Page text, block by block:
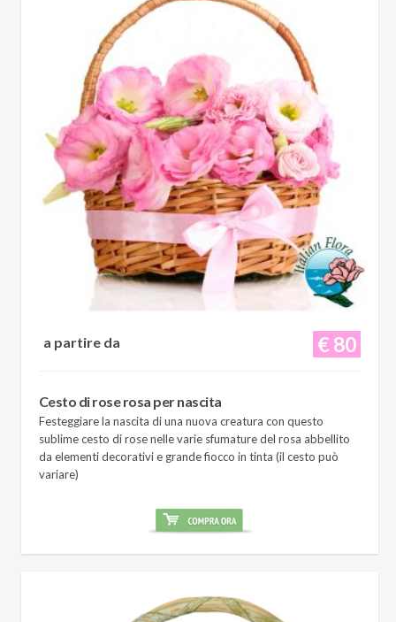
€ 80
a partire da
Cesto di rose rosa per nascita
Festeggiare la nascita di una nuova creatura con questo
sublime cesto di rose nelle varie sfumature del rosa abbellito
da elementi decorativi e grande fiocco in tinta (il cesto può
variare)